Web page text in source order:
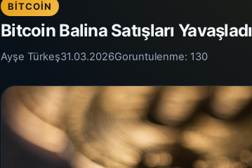
BITCOIN
Bitcoin Balina Satışları Yavaşladı
Ayşe Türkeş31.03.2026Goruntulenme: 130